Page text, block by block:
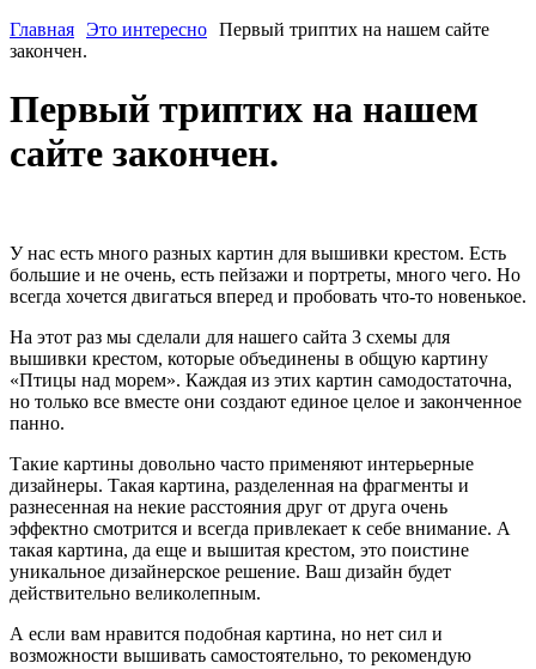
Главная Это интересно Первый триптих на нашем сайте
закончен.
Первый триптих на нашем
сайте закончен.
У нас есть много разных картин для вышивки крестом. Есть
большие и не очень, есть пейзажи и портреты, много чего. Но
всегда хочется двигаться вперед и пробовать что-то новенькое.
На этот раз мы сделали для нашего сайта 3 схемы для
вышивки крестом, которые объединены в общую картину
«Птицы над морем». Каждая из этих картин самодостаточна,
но только все вместе они создают единое целое и законченное
панно.
Такие картины довольно часто применяют интерьерные
дизайнеры. Такая картина, разделенная на фрагменты и
разнесенная на некие расстояния друг от друга очень
эффектно смотрится и всегда привлекает к себе внимание. А
такая картина, да еще и вышитая крестом, это поистине
уникальное дизайнерское решение. Ваш дизайн будет
действительно великолепным.
А если вам нравится подобная картина, но нет сил и
возможности вышивать самостоятельно, то рекомендую